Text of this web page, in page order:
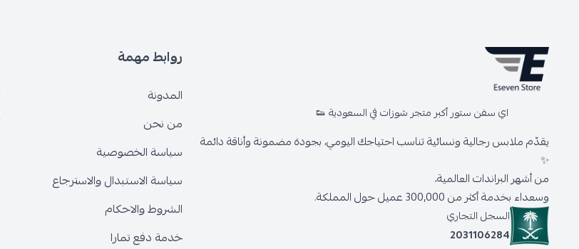
اي سفن ستور أكبر متجر شوزات في السعودية 👟
يقدّم ملابس رجالية ونسائية تناسب احتياجك اليومي، بجودة مضمونة وأناقة دائمة
✨
من أشهر البراندات العالمية،
وسعداء بخدمة أكثر من 300,000 عميل حول المملكة.
السجل التجاري
2031106284
روابط مهمة
المدونة
من نحن
سياسة الخصوصية
سياسة الاستبدال والاسترجاع
الشروط والاحكام
خدمة دفع تمارا